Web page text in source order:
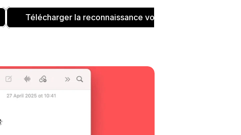
Télécharger la reconnaissance vocale pour Windows